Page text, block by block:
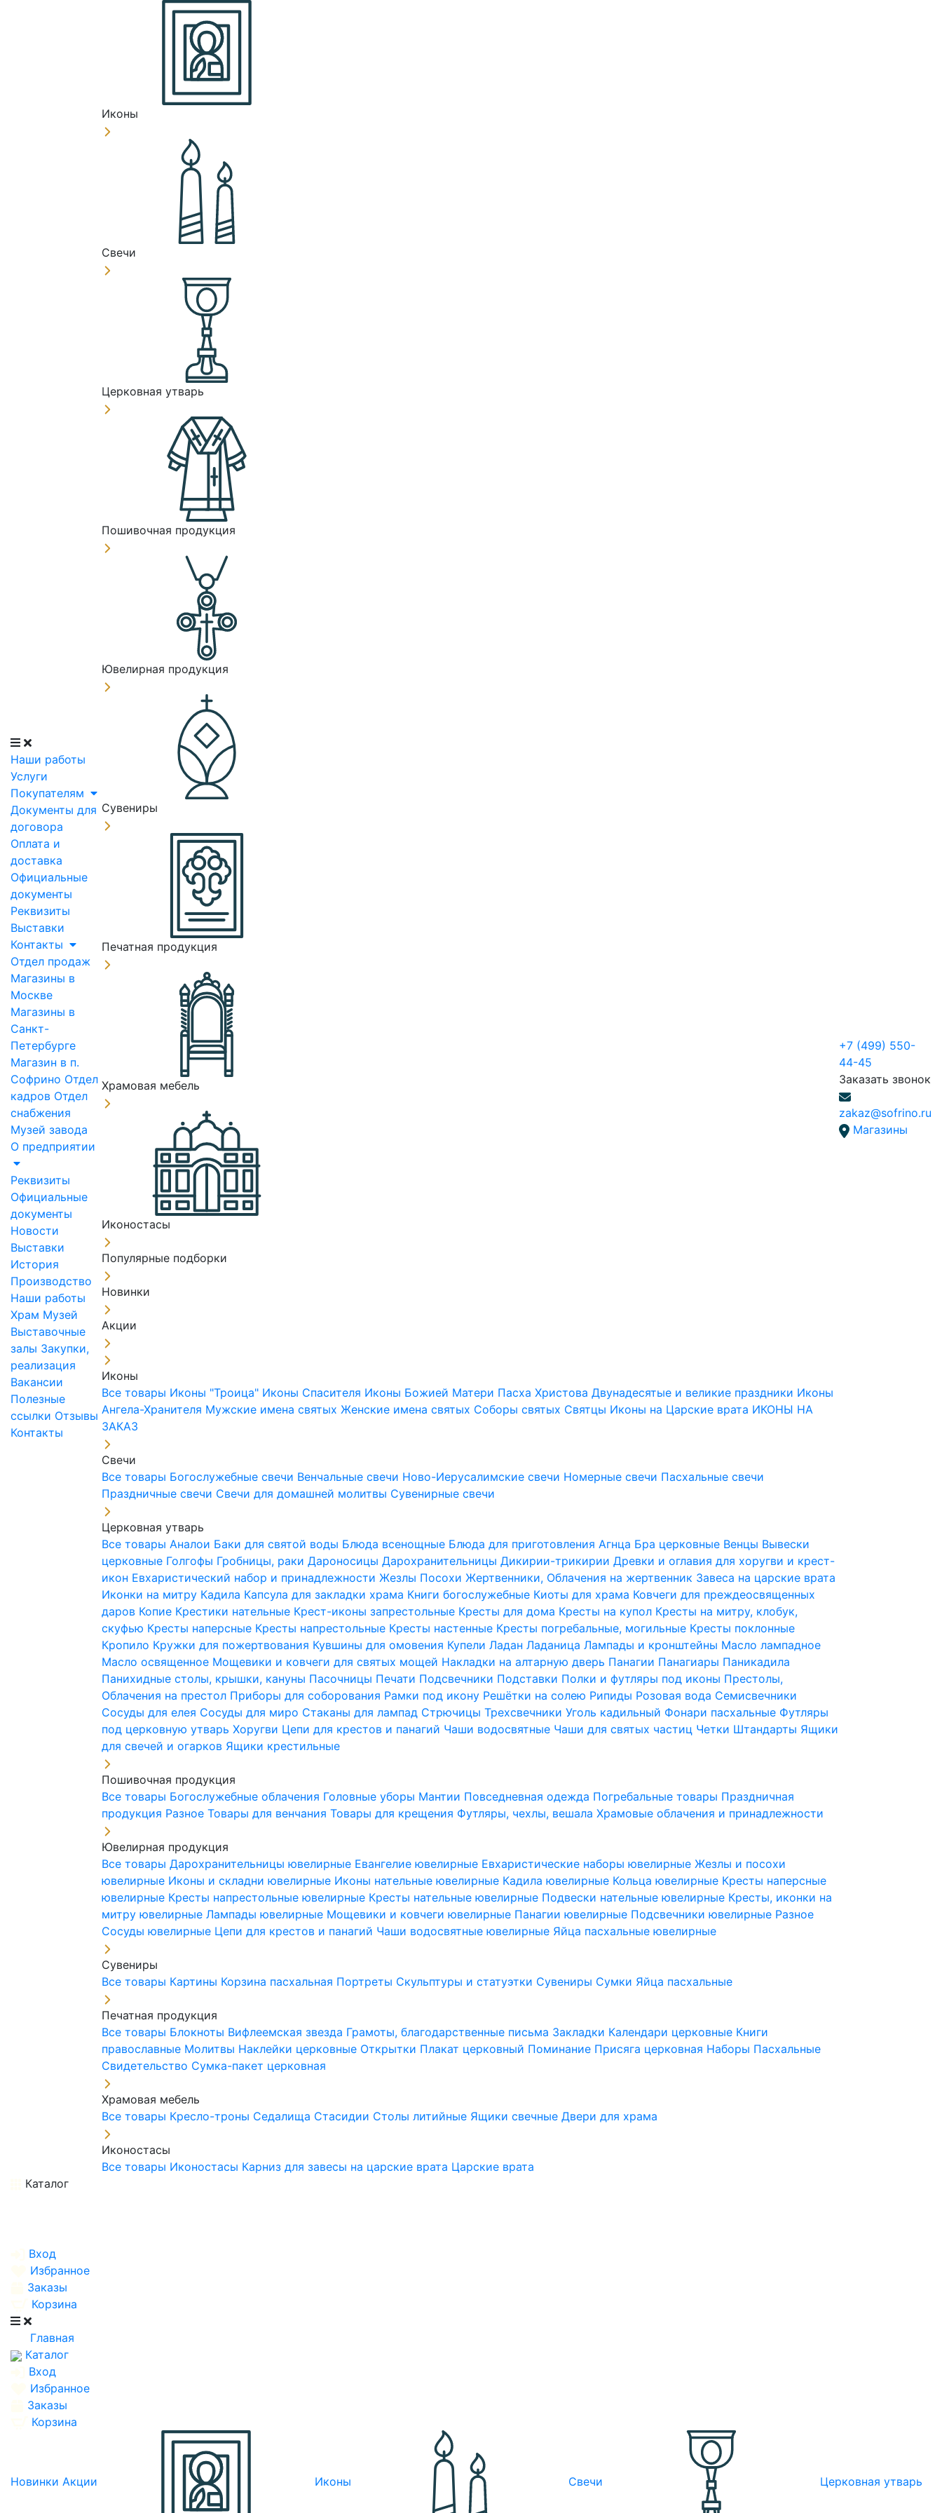
Наши работы
Услуги
Покупателям
Документы для
договора
Оплата и
доставка
Официальные
документы
Реквизиты
Выставки
Контакты
Отдел продаж
Магазины в
Москве
Магазины в
Санкт-
Петербурге
Магазин в п.
Софрино Отдел
кадров Отдел
снабжения
Музей завода
О предприятии
Реквизиты
Официальные
документы
Новости
Выставки
История
Производство
Наши работы
Храм Музей
Выставочные
залы Закупки,
реализация
Вакансии
Полезные
ссылки Отзывы
Контакты
Иконы
Свечи
Церковная утварь
Пошивочная продукция
Ювелирная продукция
Сувениры
Печатная продукция
Храмовая мебель
Иконостасы
Популярные подборки
Новинки
Акции
Иконы
Все товары Иконы "Троица" Иконы Спасителя Иконы Божией Матери Пасха ХристоваДвунадесятые и великие праздники Иконы
Ангела-Хранителя Мужские имена святыхЖенские имена святых Соборы святых Святцы Иконы на Царские врата ИКОНЫ НА
ЗАКАЗ
Свечи
Все товары Богослужебные свечи Венчальные свечи Ново-Иерусалимские свечи Номерные свечи Пасхальные свечи
Праздничные свечи Свечи для домашней молитвы Сувенирные свечи
Церковная утварь
Все товарыАналои Баки для святой воды Блюда всенощные Блюда для приготовления Агнца Бра церковные Венцы Вывески
церковные Голгофы Гробницы, ракиДароносицыДарохранительницыДикирии-трикирииДревки и оглавия для хоругви и крест-
икон Евхаристический набор и принадлежностиЖезлы ПосохиЖертвенники, Облачения на жертвенник Завеса на царские врата
Иконки на митру Кадила Капсула для закладки храма Книги богослужебные Киоты для храма Ковчеги для преждеосвященных
даров Копие Крестики нательные Крест-иконы запрестольные Кресты для дома Кресты на купол Кресты на митру, клобук,
скуфью Кресты наперсные Кресты напрестольные Кресты настенные Кресты погребальные, могильные Кресты поклонные
Кропило Кружки для пожертвования Кувшины для омовения КупелиЛаданЛаданицаЛампады и кронштейны Масло лампадное
Масло освященное Мощевики и ковчеги для святых мощей Накладки на алтарную дверь Панагии Панагиары Паникадила
Панихидные столы, крышки, кануны Пасочницы Печати Подсвечники Подставки Полки и футляры под иконы Престолы,
Облачения на престол Приборы для соборования Рамки под икону Решётки на солею Рипиды Розовая вода Семисвечники
Сосуды для елея Сосуды для миро Стаканы для лампад СтрючицыТрехсвечникиУголь кадильный Фонари пасхальные Футляры
под церковную утварьХоругви Цепи для крестов и панагий Чаши водосвятные Чаши для святых частиц Четки Штандарты Ящики
для свечей и огарков Ящики крестильные
Пошивочная продукция
Все товары Богослужебные облачения Головные уборы Мантии Повседневная одежда Погребальные товары Праздничная
продукция РазноеТовары для венчанияТовары для крещения Футляры, чехлы, вешалаХрамовые облачения и принадлежности
Ювелирная продукция
Все товарыДарохранительницы ювелирные Евангелие ювелирные Евхаристические наборы ювелирныеЖезлы и посохи
ювелирные Иконы и складни ювелирные Иконы нательные ювелирные Кадила ювелирные Кольца ювелирные Кресты наперсные
ювелирные Кресты напрестольные ювелирные Кресты нательные ювелирные Подвески нательные ювелирные Кресты, иконки на
митру ювелирныеЛампады ювелирные Мощевики и ковчеги ювелирные Панагии ювелирные Подсвечники ювелирные Разное
Сосуды ювелирные Цепи для крестов и панагий Чаши водосвятные ювелирные Яйца пасхальные ювелирные
Сувениры
Все товары Картины Корзина пасхальная Портреты Скульптуры и статуэтки Сувениры Сумки Яйца пасхальные
Печатная продукция
Все товары Блокноты Вифлеемская звезда Грамоты, благодарственные письма Закладки Календари церковные Книги
православные Молитвы Наклейки церковные Открытки Плакат церковный Поминание Присяга церковная Наборы Пасхальные
Свидетельство Сумка-пакет церковная
Храмовая мебель
Все товары Кресло-троны Седалища Стасидии Столы литийные Ящики свечныеДвери для храма
Иконостасы
Все товары Иконостасы Карниз для завесы на царские врата Царские врата
+7 (499) 550-
44-45
Заказать звонок
zakaz@sofrino.ru
Магазины
Каталог
Вход
Избранное
Заказы
Корзина
Главная
Каталог
Вход
Избранное
Заказы
Корзина
Новинки Акции Иконы Свечи Церковная утварь